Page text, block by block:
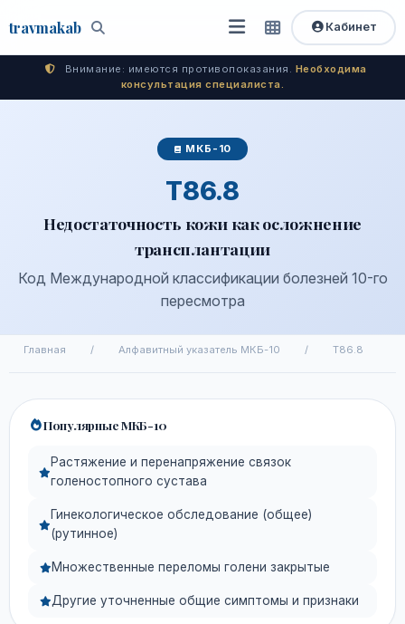
travmakab Поиск
Открыть
меню
Быстрый
доступ
Кабинет
Внимание: имеются противопоказания. Необходима
консультация специалиста.
МКБ-10
T86.8
Недостаточность кожи как осложнение
трансплантации
Код Международной классификации болезней 10-го
пересмотра
Главная / Алфавитный указатель МКБ-10 / T86.8
Популярные МКБ-10
Растяжение и перенапряжение связок
голеностопного сустава
Гинекологическое обследование (общее)
(рутинное)
Множественные переломы голени закрытые
Другие уточненные общие симптомы и признаки